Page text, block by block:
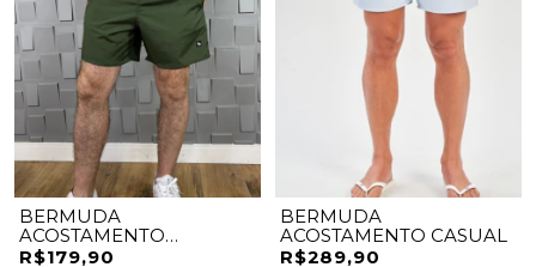
BERMUDA
ACOSTAMENTO
ELASTANO
R$179,90
BERMUDA
ACOSTAMENTO CASUAL
R$289,90